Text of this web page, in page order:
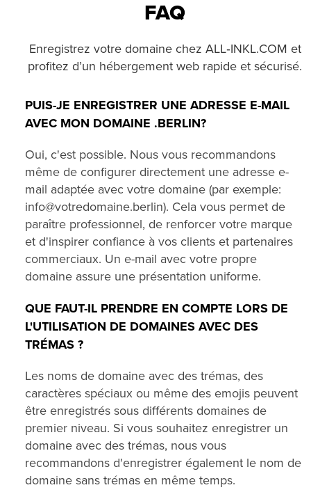
FAQ
Enregistrez votre domaine chez ALL‑INKL.COM et
profitez d’un hébergement web rapide et sécurisé.
PUIS-JE ENREGISTRER UNE ADRESSE E-MAIL
AVEC MON DOMAINE .BERLIN?
Oui, c'est possible. Nous vous recommandons
même de configurer directement une adresse e-
mail adaptée avec votre domaine (par exemple:
info@votredomaine.berlin). Cela vous permet de
paraître professionnel, de renforcer votre marque
et d'inspirer confiance à vos clients et partenaires
commerciaux. Un e-mail avec votre propre
domaine assure une présentation uniforme.
QUE FAUT-IL PRENDRE EN COMPTE LORS DE
L'UTILISATION DE DOMAINES AVEC DES
TRÉMAS ?
Les noms de domaine avec des trémas, des
caractères spéciaux ou même des emojis peuvent
être enregistrés sous différents domaines de
premier niveau. Si vous souhaitez enregistrer un
domaine avec des trémas, nous vous
recommandons d'enregistrer également le nom de
domaine sans trémas en même temps.